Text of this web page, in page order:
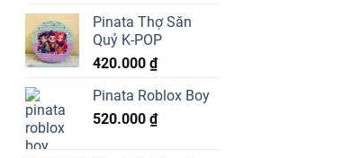
là:
520.000 ₫.
tại
là:
480.000 ₫.
Pinata Thợ Săn
Quỷ K-POP
420.000 ₫
Pinata Roblox Boy
520.000 ₫